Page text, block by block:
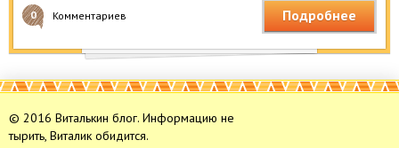
0 Комментариев Подробнее
© 2016 Виталькин блог. Информацию не
тырить, Виталик обидится.